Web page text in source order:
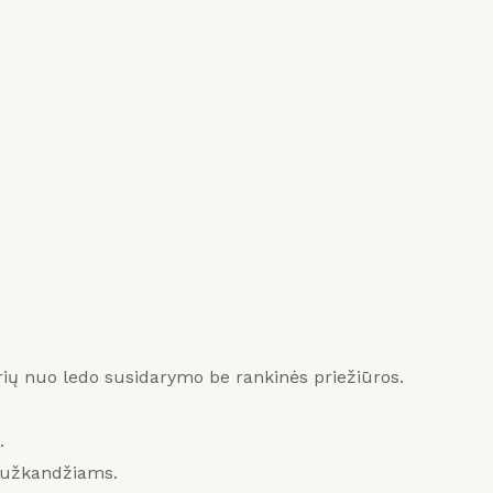
nuo ledo susidarymo be rankinės priežiūros.